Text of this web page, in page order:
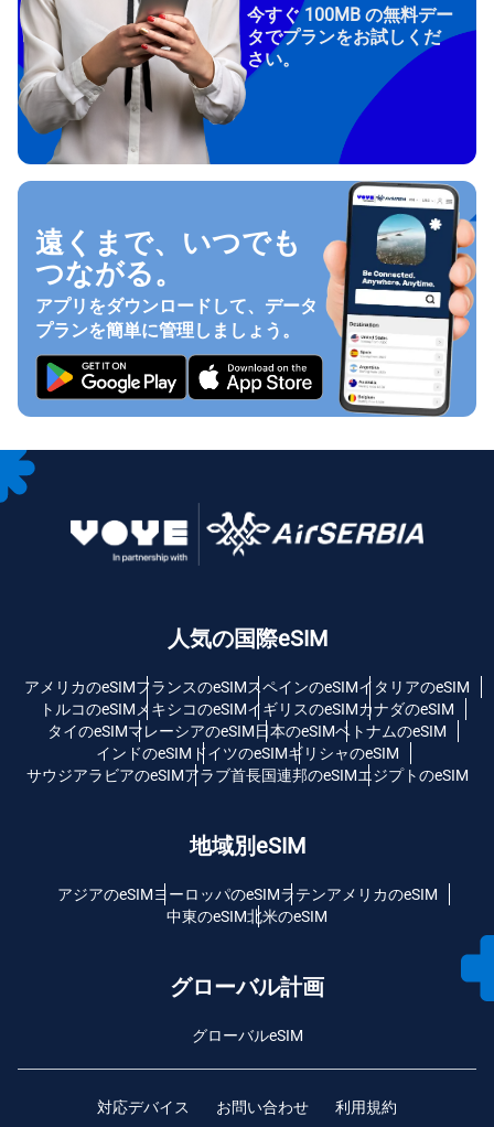
今すぐ 100MB の無料デー
タでプランをお試しくだ
さい。
遠くまで、いつでも
つながる。
アプリをダウンロードして、データ
プランを簡単に管理しましょう。
人気の国際eSIM
アメリカのeSIMフランスのeSIMスペインのeSIMイタリアのeSIM
トルコのeSIM メキシコのeSIMイギリスのeSIMカナダのeSIM
タイのeSIMマレーシアのeSIM日本のeSIMベトナムのeSIM
インドのeSIM ドイツのeSIMギリシャのeSIM
サウジアラビアのeSIMアラブ首長国連邦のeSIMエジプトのeSIM
地域別eSIM
アジアのeSIMヨーロッパのeSIMラテンアメリカのeSIM
中東のeSIM北米のeSIM
グローバル計画
グローバルeSIM
対応デバイス お問い合わせ 利用規約